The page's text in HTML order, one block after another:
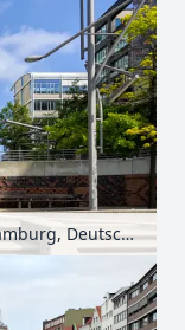
Oval am Kaiserkai in der HafenCity, Hamburg, Deutschland